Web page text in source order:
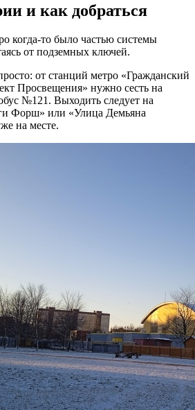
и как добраться
когда-то было частью системы
от подземных ключей.
от станций метро «Гражданский
Просвещения» нужно сесть на
№121. Выходить следует на
Форш» или «Улица Демьяна
на месте.